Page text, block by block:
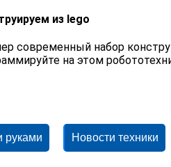
из lego
современный набор
на этом
руками Новости техники